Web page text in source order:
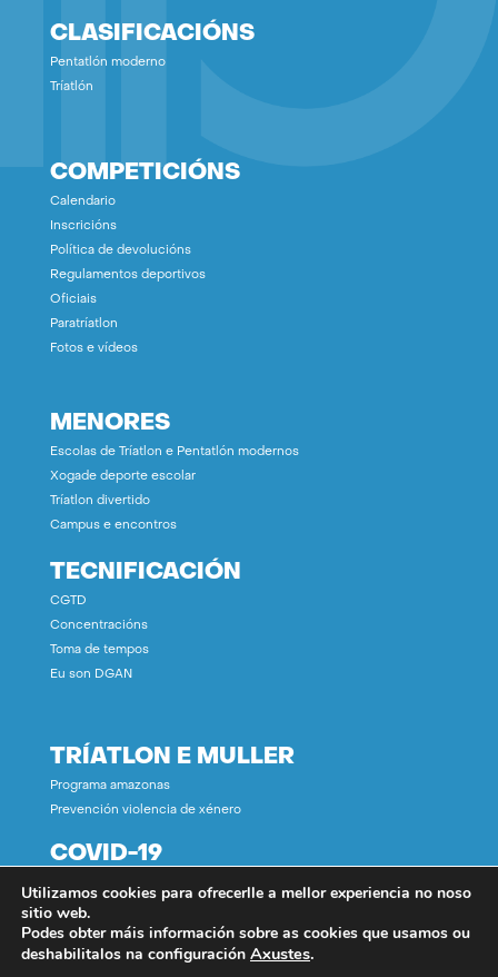
CLASIFICACIÓNS
Pentatlón moderno
Tríatlón
COMPETICIÓNS
Calendario
Inscricións
Política de devolucións
Regulamentos deportivos
Oficiais
Paratríatlon
Fotos e vídeos
MENORES
Escolas de Tríatlon e Pentatlón modernos
Xogade deporte escolar
Tríatlon divertido
Campus e encontros
TECNIFICACIÓN
CGTD
Concentracións
Toma de tempos
Eu son DGAN
TRÍATLON E MULLER
Programa amazonas
Prevención violencia de xénero
COVID-19
CONTACTO
Utilizamos cookies para ofrecerlle a mellor experiencia no noso
sitio web.
Podes obter máis información sobre as cookies que usamos ou
deshabilitalos na configuración Axustes.